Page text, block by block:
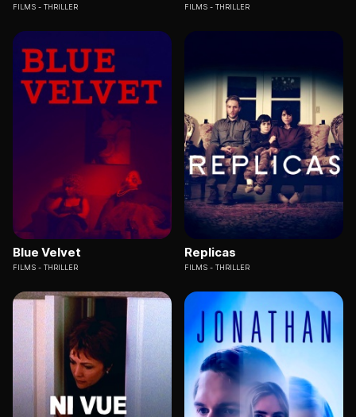
FILMS THRILLER FILMS THRILLER
Blue Velvet
FILMS THRILLER
Replicas
FILMS THRILLER